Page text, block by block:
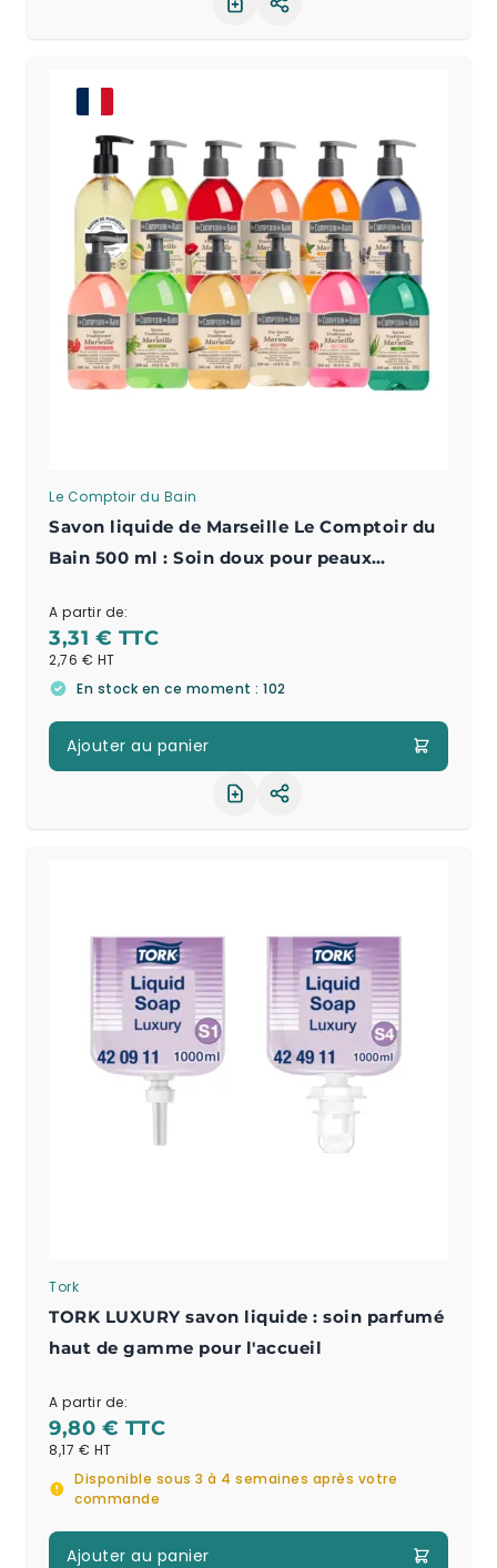
Partager le produit
Le Comptoir du Bain
Savon liquide de Marseille Le Comptoir du
Bain 500 ml : Soin doux pour peaux
A partir de:
3,31 €
2,76 €
En stock en ce moment : 102
Ajouter au panier
Partager le produit
Tork
TORK LUXURY savon liquide : soin parfumé
haut de gamme pour l'accueil
A partir de:
9,80 €
8,17 €
Disponible sous 3 à 4 semaines après votre
commande
Ajouter au panier